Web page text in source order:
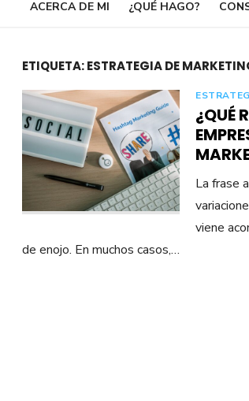
ACERCA DE MI ¿QUÉ HAGO?
ETIQUETA:ESTRATEGIA DE
¿QUÉ
La frase
viene
de enojo. En muchos casos,…